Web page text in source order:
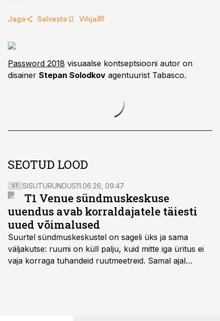
Jaga Salvesta Vihja
Password 2018 visuaalse kontseptsiooni autor on
disainer Stepan Solodkov agentuurist Tabasco.
SEOTUD LOOD
ST SISUTURUNDUS11.06.26, 09:47
T1 Venue sündmuskeskuse
uuendus avab korraldajatele täiesti
uued võimalused
Suurtel sündmuskeskustel on sageli üks ja sama
väljakutse: ruumi on küll palju, kuid mitte iga üritus ei
vaja korraga tuhandeid ruutmeetreid. Samal ajal